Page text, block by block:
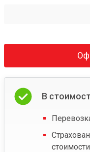
В
стоимости